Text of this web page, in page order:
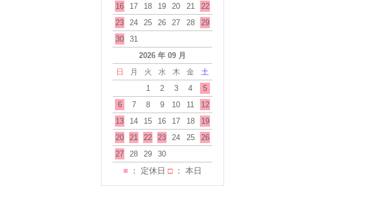
16
17 18 19 20 21
22
23
24 25 26 27 28
29
30
31
2026 年 09 月
日
月 火 水 木 金
土
1
2 3 4
5
6
7 8 9 10 11
12
13
14 15 16 17 18
19
20
21 22 23 24 25
26
27
28 29 30
■ ： 定休日 □： 本日